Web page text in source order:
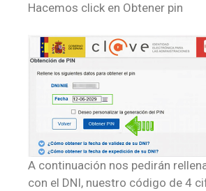
Hacemos click en Obtener pin
A continuación nos pedirán
con el DNI, nuestro código de 4